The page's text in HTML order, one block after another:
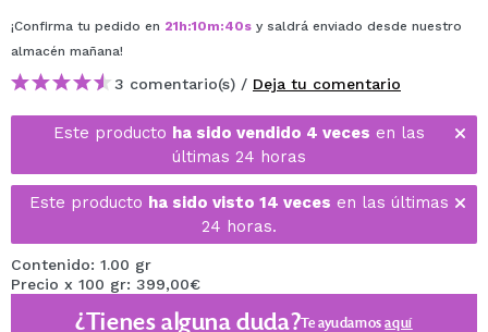
¡Confirma tu pedido en 21h:10m:40s y saldrá enviado desde nuestro
almacén mañana!
3 comentario(s) / Deja tu comentario
Este producto ha sido vendido 4 veces en las
últimas 24 horas
Este producto ha sido visto 14 veces en las últimas
24 horas.
Contenido: 1.00 gr
Precio x 100 gr: 399,00€
¿Tienes alguna duda?Te ayudamosaquí